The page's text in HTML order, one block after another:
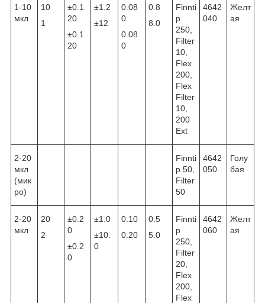
1-10
мкл
10
1
±0.1
20
±0.1
20
±1.2
±12
0.08
0
0.08
0
0.8
8.0
Finnti
p
250,
Filter
10,
Flex
200,
Flex
Filter
10,
200
Ext
4642
040
Желт
ая
2-20
мкл
(мик
ро)
Finnti
p 50,
Filter
50
4642
050
Голу
бая
2-20
мкл
20
2
±0.2
0
±0.2
0
±1.0
±10.
0
0.10
0.20
0.5
5.0
Finnti
p
250,
Filter
20,
Flex
200,
Flex
4642
060
Желт
ая